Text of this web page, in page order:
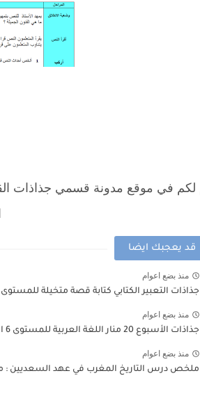
قد يعجبك ايضا
منذ بضع اعوام
جذاذات التعبير الكتابي كتابة قصة متخيلة للمستوى 6
منذ بضع اعوام
جذاذات الأسبوع 20 منار اللغة العربية للمستوى 6 السادس
منذ بضع اعوام
ملخص درس التاريخ المغرب في عهد السعديين :